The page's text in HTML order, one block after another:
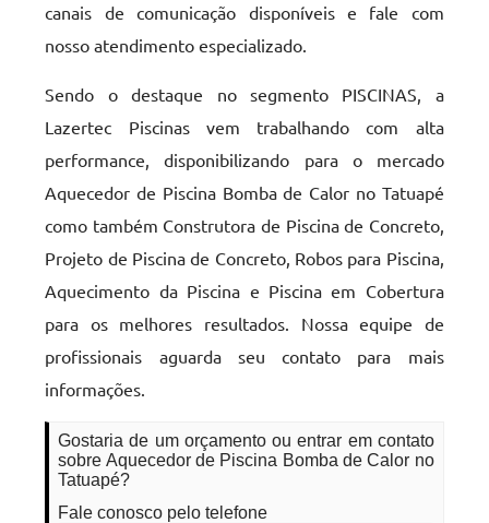
canais de comunicação disponíveis e fale com
nosso atendimento especializado.
Sendo o destaque no segmento PISCINAS, a
Lazertec Piscinas vem trabalhando com alta
performance, disponibilizando para o mercado
Aquecedor de Piscina Bomba de Calor no Tatuapé
como também Construtora de Piscina de Concreto,
Projeto de Piscina de Concreto, Robos para Piscina,
Aquecimento da Piscina e Piscina em Cobertura
para os melhores resultados. Nossa equipe de
profissionais aguarda seu contato para mais
informações.
Gostaria de um orçamento ou entrar em contato
sobre Aquecedor de Piscina Bomba de Calor no
Tatuapé?
Fale conosco pelo telefone